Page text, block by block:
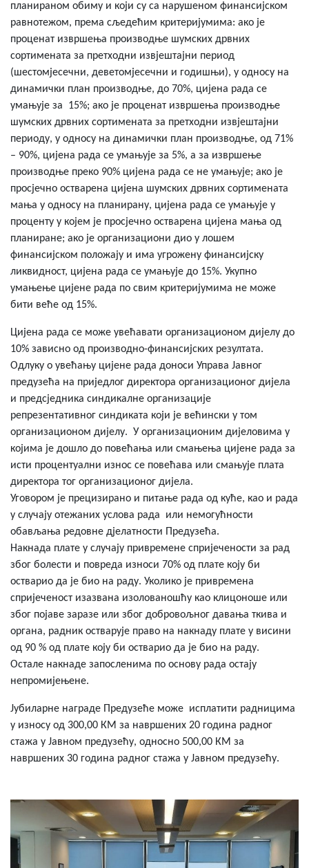
планираном обиму и који су са нарушеном финансијском
равнотежом, према сљедећим критеријумима: ако је
проценат извршења производње шумских дрвних
сортимената за претходни извјештајни период
(шестомјесечни, деветомјесечни и годишњи), у односу на
динамички план производње, до 70%, цијена рада се
умањује за 15%; ако је проценат извршења производње
шумских дрвних сортимената за претходни извјештајни
периоду, у односу на динамички план производње, од 71%
– 90%, цијена рада се умањује за 5%, а за извршење
производње преко 90% цијена рада се не умањује; ако је
просјечно остварена цијена шумских дрвних сортимената
мања у односу на планирану, цијена рада се умањује у
проценту у којем је просјечно остварена цијена мања од
планиране; ако је организациони дио у лошем
финансијском положају и има угрожену финансијску
ликвидност, цијена рада се умањује до 15%. Укупно
умањење цијене рада по свим критеријумима не може
бити веће од 15%.
Цијена рада се може увећавати организационом дијелу до
10% зависно од производно-финансијских резултата.
Одлуку о увећању цијене рада доноси Управа Јавног
предузећа на приједлог директора организационог дијела
и предсједника синдикалне организације
репрезентативног синдиката који је већински у том
организационом дијелу. У организационим дијеловима у
којима је дошло до повећања или смањења цијене рада за
исти процентуални износ се повећава или смањује плата
директора тог организационог дијела.
Уговором је прецизирано и питање рада од куће, као и рада
у случају отежаних услова рада или немогућности
обављања редовне дјелатности Предузећа.
Накнада плате у случају привремене спријечености за рад
због болести и повреда износи 70% од плате коју би
остварио да је био на раду. Уколико је привремена
спријеченост изазвана изолованошћу као клицоноше или
због појаве заразе или због добровољног давања ткива и
органа, радник остварује право на накнаду плате у висини
од 90 % од плате коју би остварио да је био на раду.
Остале накнаде запосленима по основу рада остају
непромијењене.
Јубиларне награде Предузеће може исплатити радницима
у износу од 300,00 КМ за навршених 20 година радног
стажа у Јавном предузећу, односно 500,00 КМ за
навршених 30 година радног стажа у Јавном предузећу.